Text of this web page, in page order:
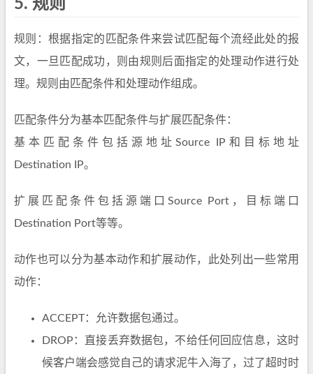
5. 规则
规则：根据指定的匹配条件来尝试匹配每个流经此处的报
文，一旦匹配成功，则由规则后面指定的处理动作进行处
理。规则由匹配条件和处理动作组成。
匹配条件分为基本匹配条件与扩展匹配条件：
基本匹配条件包括源地址Source IP和目标地址
Destination IP。
扩展匹配条件包括源端口Source Port，目标端口
Destination Port等等。
动作也可以分为基本动作和扩展动作，此处列出一些常用
动作：
ACCEPT：允许数据包通过。
DROP：直接丢弃数据包，不给任何回应信息，这时
候客户端会感觉自己的请求泥牛入海了，过了超时时